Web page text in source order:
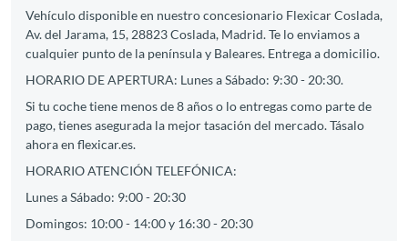
Vehículo disponible en nuestro concesionario Flexicar Coslada,
Av. del Jarama, 15, 28823 Coslada, Madrid. Te lo enviamos a
cualquier punto de la península y Baleares. Entrega a domicilio.
HORARIO DE APERTURA: Lunes a Sábado: 9:30 - 20:30.
Si tu coche tiene menos de 8 años o lo entregas como parte de
pago, tienes asegurada la mejor tasación del mercado. Tásalo
ahora en flexicar.es.
HORARIO ATENCIÓN TELEFÓNICA:
Lunes a Sábado: 9:00 - 20:30
Domingos: 10:00 - 14:00 y 16:30 - 20:30